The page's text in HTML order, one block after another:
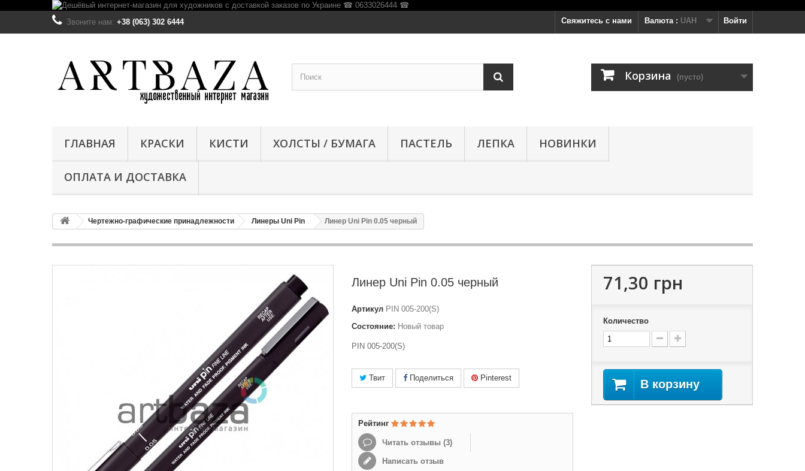
Войти
Валюта : UAH
Свяжитесь с нами
Звоните нам: +38 (063) 302 6444
Корзина (пусто)
ГЛАВНАЯ КРАСКИ КИСТИ ХОЛСТЫ / БУМАГА ПАСТЕЛЬ ЛЕПКА НОВИНКИ
ОПЛАТА И ДОСТАВКА
Чертежно-графические принадлежности Линеры Uni Pin Линер Uni Pin 0.05 черный
Линер Uni Pin 0.05 черный
Артикул PIN 005-200(S)
Состояние: Новый товар
PIN 005-200(S)
Твит Поделиться Pinterest
Рейтинг
Читать отзывы (3)
Написать отзыв
71,30 грн
Количество
В корзину